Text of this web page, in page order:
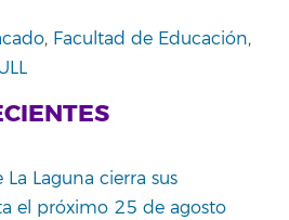
, Facultad de Educación,
Laguna cierra sus
el próximo 25 de agosto